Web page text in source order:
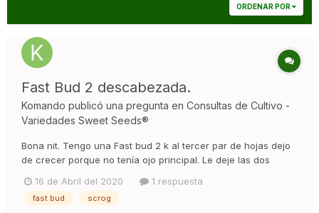
ORDENAR POR
Fast Bud 2 descabezada.
Komando publicó una pregunta en Consultas de Cultivo -
Variedades Sweet Seeds®
Bona nit. Tengo una Fast bud 2 k al tercer par de hojas dejo
de crecer porque no tenía ojo principal. Le deje las dos
puntas y no se si abrirla mas. Ahora tendra sobre 45 dias.
Dejo un enlace. S ver k os parece. Gracias. https://p...
16 de Abril del 2020 1 respuesta
fast bud scrog